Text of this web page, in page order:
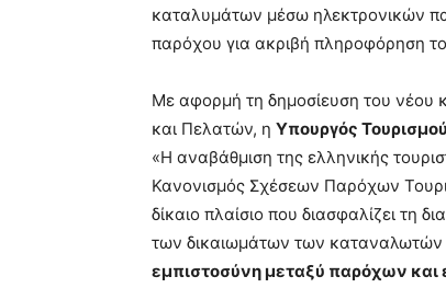
καταλυμάτων μέσω ηλεκτρονικών
παρόχου για ακριβή πληροφόρηση
Με αφορμή τη δημοσίευση του
και Πελατών, η Υπουργός
«Η αναβάθμιση της ελληνικής
Κανονισμός Σχέσεων Παρόχων
δίκαιο πλαίσιο που διασφαλίζει τη
των δικαιωμάτων των καταναλωτών
εμπιστοσύνη μεταξύ παρόχων